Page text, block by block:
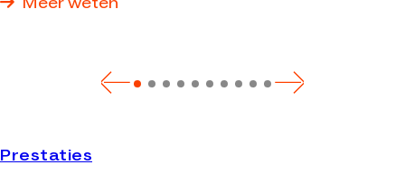
aan uw eisen voldoet.
Prestaties